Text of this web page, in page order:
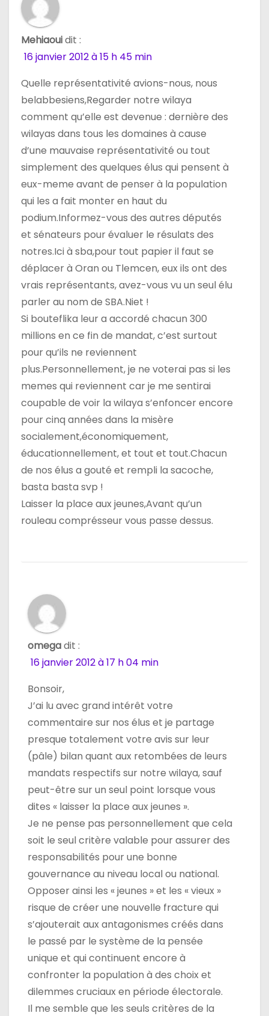
Mehiaouidit :
16 janvier 2012 à 15 h 45 min
Quelle représentativité avions-nous, nous
belabbesiens,Regarder notre wilaya
comment qu’elle est devenue : dernière des
wilayas dans tous les domaines à cause
d’une mauvaise représentativité ou tout
simplement des quelques élus qui pensent à
eux-meme avant de penser à la population
qui les a fait monter en haut du
podium.Informez-vous des autres députés
et sénateurs pour évaluer le résulats des
notres.Ici à sba,pour tout papier il faut se
déplacer à Oran ou Tlemcen, eux ils ont des
vrais représentants, avez-vous vu un seul élu
parler au nom de SBA.Niet !
Si bouteflika leur a accordé chacun 300
millions en ce fin de mandat, c’est surtout
pour qu’ils ne reviennent
plus.Personnellement, je ne voterai pas si les
memes qui reviennent car je me sentirai
coupable de voir la wilaya s’enfoncer encore
pour cinq années dans la misère
socialement,économiquement,
éducationnellement, et tout et tout.Chacun
de nos élus a gouté et rempli la sacoche,
basta basta svp !
Laisser la place aux jeunes,Avant qu’un
rouleau comprésseur vous passe dessus.
omegadit :
16 janvier 2012 à 17 h 04 min
Bonsoir,
J’ai lu avec grand intérêt votre
commentaire sur nos élus et je partage
presque totalement votre avis sur leur
(pâle) bilan quant aux retombées de leurs
mandats respectifs sur notre wilaya, sauf
peut-être sur un seul point lorsque vous
dites « laisser la place aux jeunes ».
Je ne pense pas personnellement que cela
soit le seul critère valable pour assurer des
responsabilités pour une bonne
gouvernance au niveau local ou national.
Opposer ainsi les « jeunes » et les « vieux »
risque de créer une nouvelle fracture qui
s’ajouterait aux antagonismes créés dans
le passé par le système de la pensée
unique et qui continuent encore à
confronter la population à des choix et
dilemmes cruciaux en période électorale.
Il me semble que les seuls critères de la